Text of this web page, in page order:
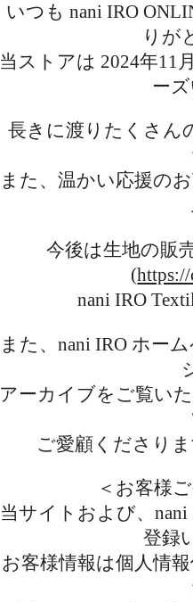
いつも nani IRO
りが
当ストアは 2024年11
ー
長きに渡りたくさん
また、温かい応援の
今後は生地の販
(https://
nani IRO
また、nani IRO ホー
アーカイブを ご覧い
ご愛顧くださり
＜お客様
当サイトおよび、
登録
お客様情報は個人情